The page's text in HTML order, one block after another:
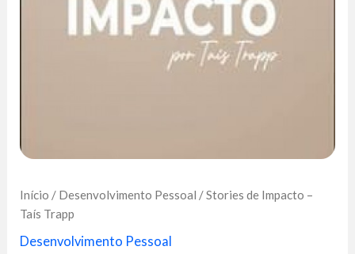
Início / Desenvolvimento Pessoal / Stories de Impacto –
Taís Trapp
Desenvolvimento Pessoal